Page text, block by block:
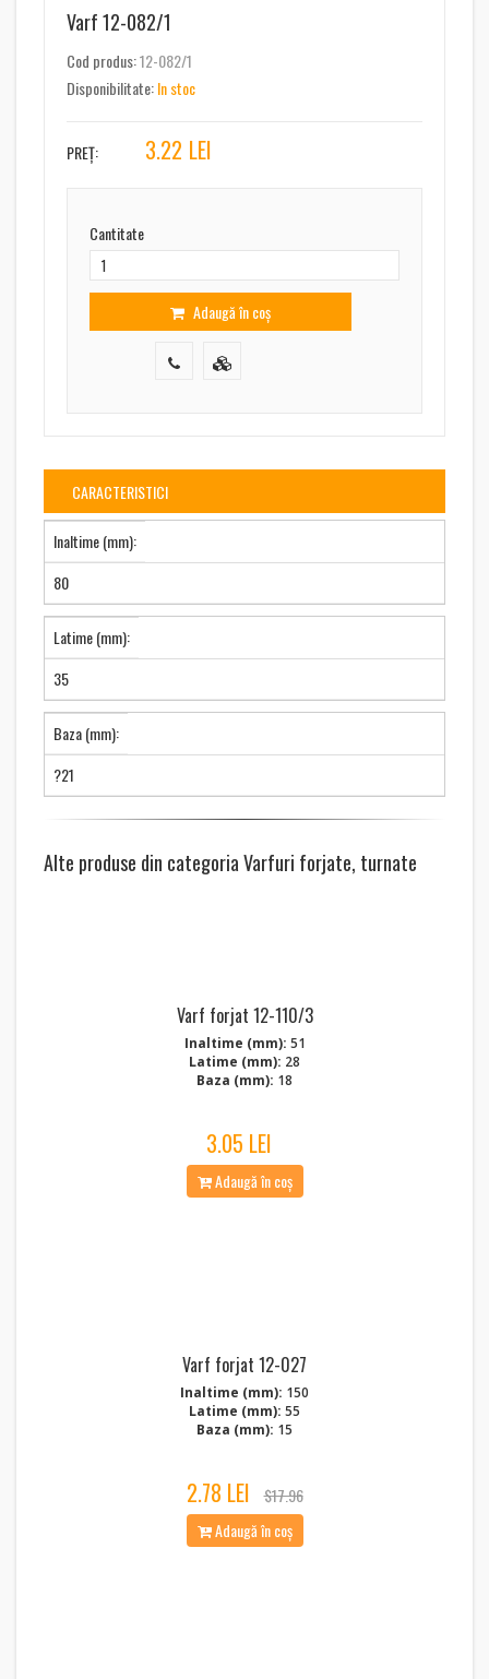
Varf 12-082/1
Cod produs:12-082/1
Disponibilitate:In stoc
PREȚ: 3.22 LEI
Cantitate
Adaugă în coș
CARACTERISTICI
Inaltime (mm):
80
Latime (mm):
35
Baza (mm):
?21
Alte produse din categoria Varfuri forjate, turnate
Varf forjat 12-110/3
Inaltime (mm): 51
Latime (mm): 28
Baza (mm): 18
3.05 LEI
Adaugă în coș
Varf forjat 12-027
Inaltime (mm): 150
Latime (mm): 55
Baza (mm): 15
2.78 LEI
$17.96
Adaugă în coș